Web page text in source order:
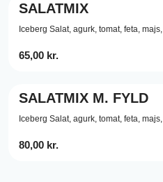
SALATMIX
Iceberg Salat, agurk, tomat, feta, majs,
65,00 kr.
SALATMIX M. FYLD
Iceberg Salat, agurk, tomat, feta, majs,
80,00 kr.